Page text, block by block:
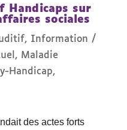
Handicaps sur
sociales
, Information /
, Maladie
Handicap,
des actes forts